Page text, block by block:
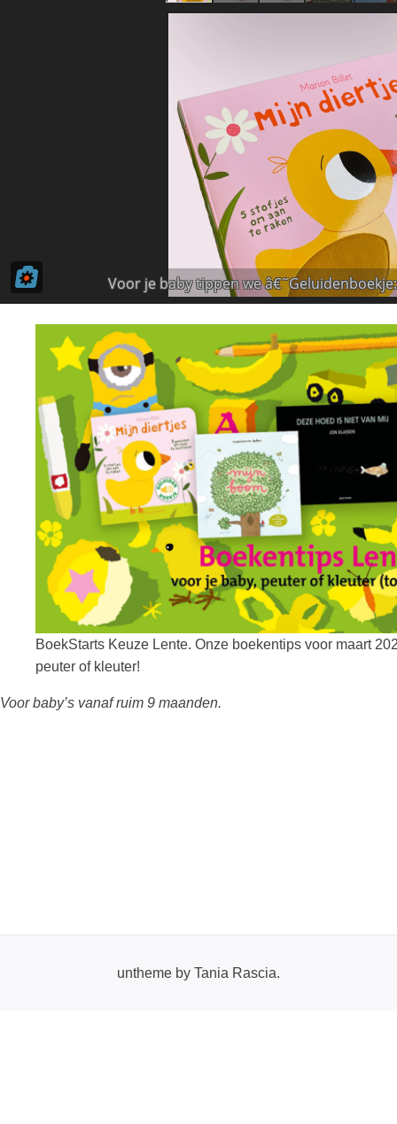
BoekStarts Keuze Lente. Onze boekentips voor maart
peuter of kleuter!
Voor baby’s vanaf ruim 9 maanden.
untheme by Tania Rascia.